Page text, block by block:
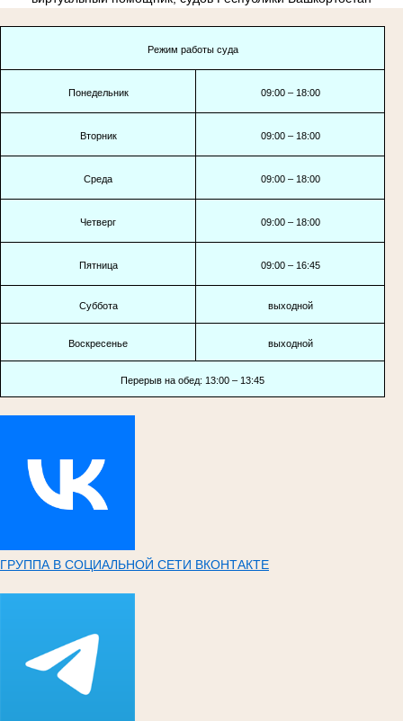
Режим работы суда
Понедельник 09:00 – 18:00
Вторник 09:00 – 18:00
Среда 09:00 – 18:00
Четверг 09:00 – 18:00
Пятница 09:00 – 16:45
Суббота выходной
Воскресенье выходной
Перерыв на обед: 13:00 – 13:45
ГРУППА В СОЦИАЛЬНОЙ СЕТИ ВКОНТАКТЕ